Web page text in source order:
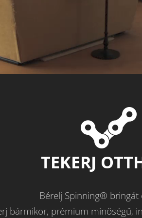
TEKERJ
Bérelj Spinning® bringát
bármikor, prémium minőségű,